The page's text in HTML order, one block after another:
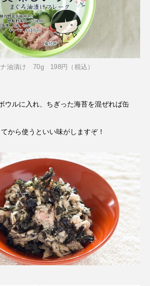
油漬け 70g 198円（税込）
ウルに入れ、ちぎった海苔を混ぜれば缶
ら使うといい味がしますぞ！